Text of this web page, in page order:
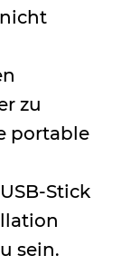
zu
portable
Stick
sein.